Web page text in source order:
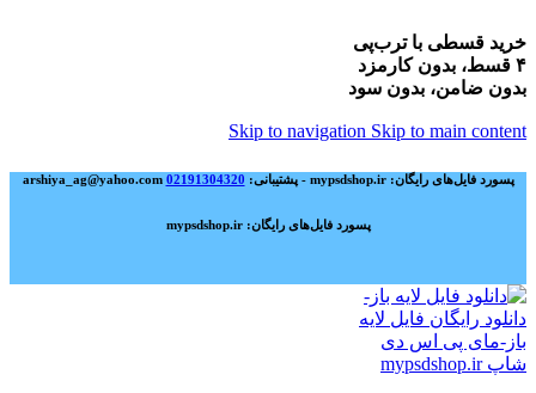
خرید قسطی با ترب‌پی
۴ قسط، بدون کارمزد
بدون ضامن، بدون سود
Skip to navigation Skip to main content
پسورد فایل‌های رایگان: mypsdshop.ir - پشتیبانی: arshiya_ag@yahoo.com 02191304320
پسورد فایل‌های رایگان: mypsdshop.ir